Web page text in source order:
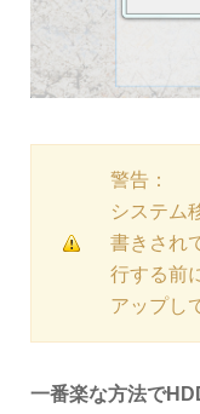
警告：
システム
書きされ
行する前
アップし
一番楽な方法で